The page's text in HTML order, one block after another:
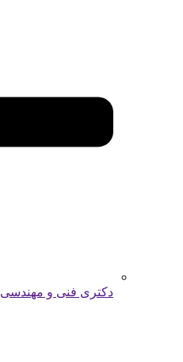
دکتری فنی و مهندسی